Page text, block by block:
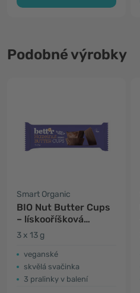
Podobné výrobky
Smart Organic
BIO Nut Butter Cups
– lískooříšková
pomazánka a
čokoláda
3 x 13 g
veganské
skvělá svačinka
3 pralinky v balení